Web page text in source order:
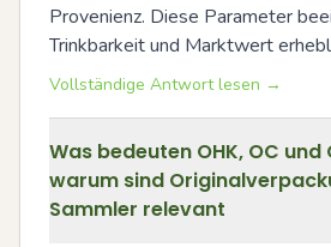
Provenienz. Diese Parameter
Trinkbarkeit und Marktwert
Vollständige Antwort lesen →
Was bedeuten OHK, OC und
warum sind
Sammler relevant